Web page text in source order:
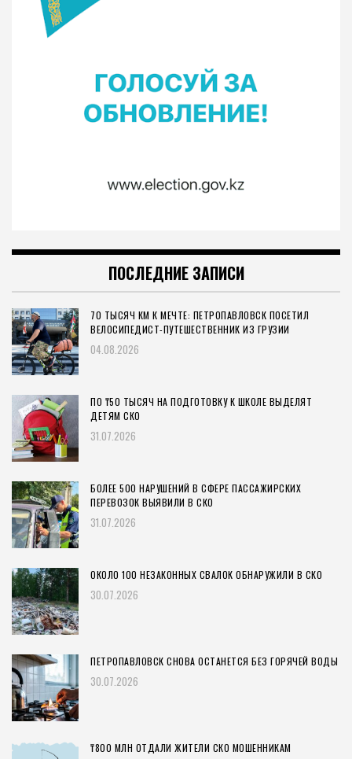
ПОСЛЕДНИЕ ЗАПИСИ
70 ТЫСЯЧ КМ К МЕЧТЕ: ПЕТРОПАВЛОВСК ПОСЕТИЛ
ВЕЛОСИПЕДИСТ-ПУТЕШЕСТВЕННИК ИЗ ГРУЗИИ
04.08.2026
ПО ₸50 ТЫСЯЧ НА ПОДГОТОВКУ К ШКОЛЕ ВЫДЕЛЯТ
ДЕТЯМ СКО
31.07.2026
БОЛЕЕ 500 НАРУШЕНИЙ В СФЕРЕ ПАССАЖИРСКИХ
ПЕРЕВОЗОК ВЫЯВИЛИ В СКО
31.07.2026
ОКОЛО 100 НЕЗАКОННЫХ СВАЛОК ОБНАРУЖИЛИ В СКО
30.07.2026
ПЕТРОПАВЛОВСК СНОВА ОСТАНЕТСЯ БЕЗ ГОРЯЧЕЙ ВОДЫ
30.07.2026
₸800 МЛН ОТДАЛИ ЖИТЕЛИ СКО МОШЕННИКАМ